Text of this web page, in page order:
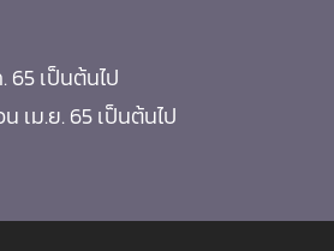
65 เป็นต้นไป
เม.ย. 65 เป็นต้นไป